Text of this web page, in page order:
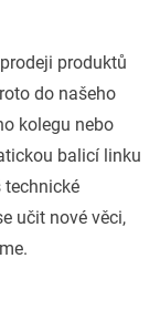
produktů
do našeho
kolegu nebo
balicí linku
technické
učit nové věci,